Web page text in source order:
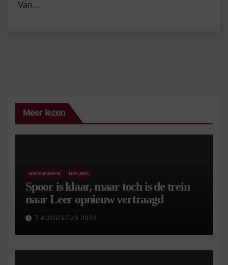
Van…
Meer lezen
GRONINGEN NIEUWS
Spoor is klaar, maar toch is de trein
naar Leer opnieuw vertraagd
7 AUGUSTUS 2026